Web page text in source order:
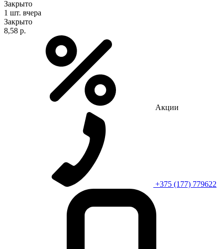
Закрыто
1 шт. вчера
Закрыто
8,58 р.
Акции
+375 (177) 779622